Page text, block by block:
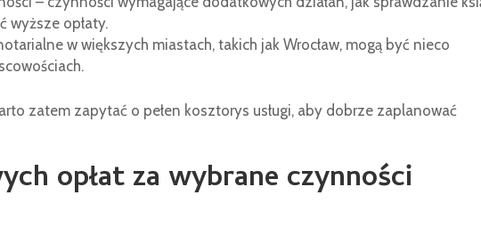
wyższe opłaty.
w większych miastach, takich jak Wrocław, mogą być nieco
zatem zapytać o pełen kosztorys usługi, aby dobrze zaplanować
opłat za wybrane czynności